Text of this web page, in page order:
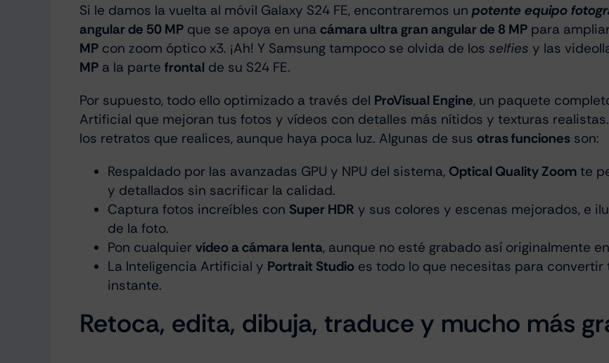
Si le damos la vuelta al móvil Galaxy S24 FE, encontraremos un potente equipo
angular de 50 MPque se apoya en una cámara ultra gran angular de 8 MPpara
MPcon zoom óptico x3. ¡Ah! Y Samsung tampoco se olvida de los selfies y las
MPa la parte frontal de su S24 FE.
Por supuesto, todo ello optimizado a través del ProVisual Engine, un paquete
Artificial que mejoran tus fotos y vídeos con detalles más nítidos y texturas
los retratos que realices, aunque haya poca luz. Algunas de sus otras funcionesson:
Respaldado por las avanzadas GPU y NPU del sistema, Optical Quality Zoomte
y detallados sin sacrificar la calidad.
Captura fotos increíbles con Super HDR y sus colores y escenas mejorados, e
de la foto.
Pon cualquier vídeo a cámara lenta, aunque no esté grabado así originalmente
La Inteligencia Artificial y Portrait Studioes todo lo que necesitas para convertir
instante.
Retoca, edita, dibuja, traduce y mucho más